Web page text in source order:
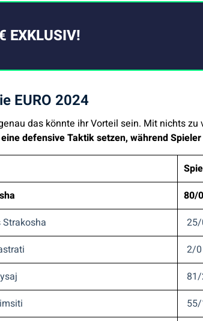
EXKLUSIV!
EURO 2024
das könnte ihr Vorteil sein. Mit nichts
defensive Taktik setzen, während
80/0
2/0
55/